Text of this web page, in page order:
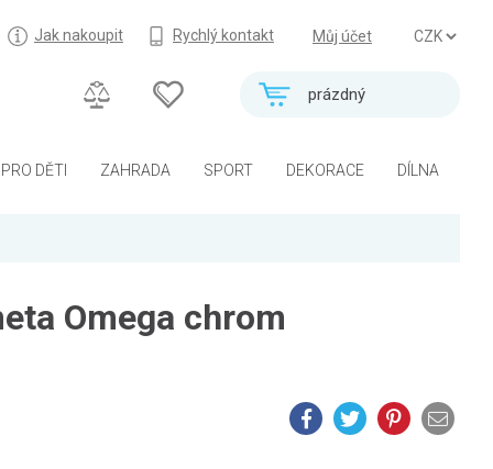
Můj účet
Jak nakoupit Rychlý kontakt
prázdný
PRO DĚTI ZAHRADA SPORT DEKORACE DÍLNA
Omega chrom